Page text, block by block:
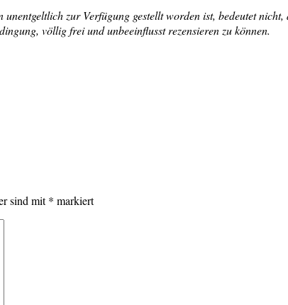
zur Verfügung gestellt worden ist, bedeutet
völlig frei und unbeeinflusst rezensieren zu können.
sind mit* markiert